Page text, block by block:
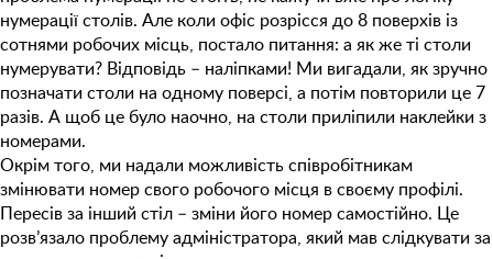
нумерації столів. Але коли офіс розрісся до 8 поверхів із
сотнями робочих місць, постало питання: а як же ті столи
нумерувати? Відповідь – наліпками! Ми вигадали, як зручно
позначати столи на одному поверсі, а потім повторили це 7
разів. А щоб це було наочно, на столи приліпили наклейки з
номерами.
Окрім того, ми надали можливість співробітникам
змінювати номер свого робочого місця в своєму профілі.
Пересів за інший стіл – зміни його номер самостійно. Це
розв’язало проблему адміністратора, який мав слідкувати за